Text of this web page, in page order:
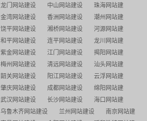
龙门网站建设 中山网站建设
珠海网站建
金湾网站建设 香洲网站建设
潮州网站建
饶平网站建设 湘桥网站建设
河源网站建
和平网站建设 连平网站建设
龙川网站建
紫金网站建设 江门网站建设
揭阳网站建
梅州网站建设 清远网站建设
汕头网站建
韶关网站建设 阳江网站建设
云浮网站建
肇庆网站建设 成都网站建设
绵阳网站建
武汉网站建设 长沙网站建设
海口网站建
乌鲁木齐网站建设 兰州网站建设
南京网站建